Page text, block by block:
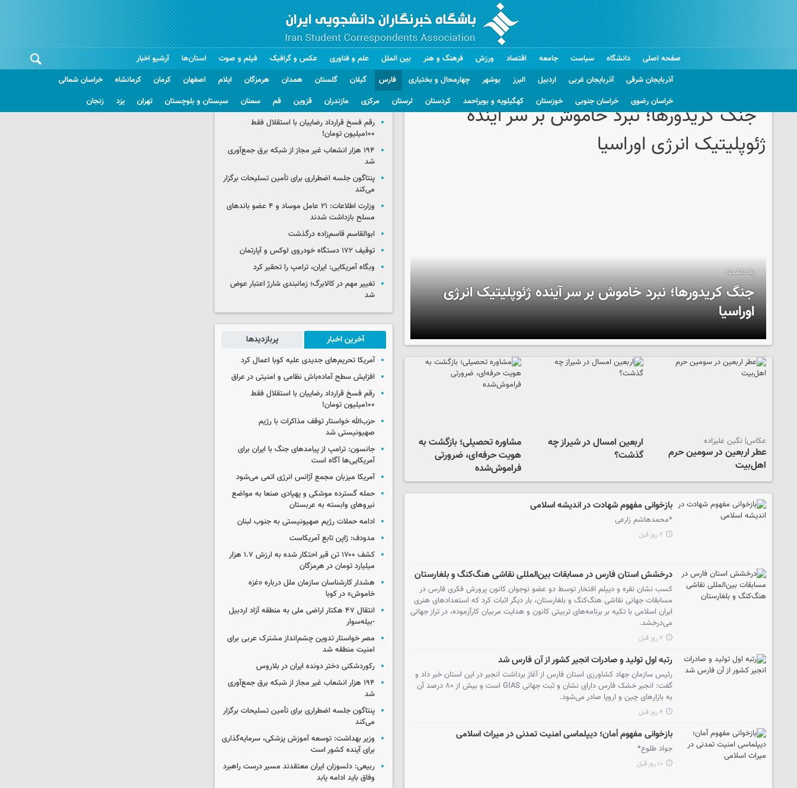
صفحه اصلی دانشگاه سیاست جامعه اقتصاد ورزش فرهنگ و هنر بین الملل علم و فناوری عکس و گرافیک فیلم و صوت
استان‌ها
آذربایجان شرقی
آذربایجان غربی اردبیل البرز بوشهر چهارمحال و بختیاری فارس گیلان گلستان همدان هرمزگان ایلام اصفهان کرمان کرمانشاه
خراسان شمالی
خراسان رضوی
خراسان جنوبی خوزستان کهگیلویه و بویراحمد کردستان لرستان مرکزی مازندران قزوین قم سمنان سیستان و بلوچستان تهران یزد زنجان
آرشیو اخبار
یادداشت؛
جنگ کریدورها؛ نبرد خاموش بر سر آینده ژئوپلیتیک انرژی
اوراسیا
عکاس| نگین علیزاده
عطر اربعین در سومین حرم
اهل‌بیت
اربعین امسال در شیراز چه
گذشت؟
مشاوره تحصیلی؛ بازگشت به
هویت حرفه‌ای، ضرورتی
فراموش‌شده
بازخوانی مفهوم شهادت در اندیشه اسلامی
*محمدهاشم زارعی
۲ روز قبل
درخشش استان فارس در مسابقات بین‌المللی نقاشی هنگ‌کنگ و بلغارستان
کسب نشان نقره و دیپلم افتخار توسط دو عضو نوجوان کانون پرورش فکری فارس در
مسابقات جهانی نقاشی هنگ‌کنگ و بلغارستان، بار دیگر اثبات کرد که استعدادهای هنری
ایران اسلامی با تکیه بر برنامه‌های تربیتی کانون و هدایت مربیان کارآزموده، در تراز جهانی
می‌درخشد.
۲ روز قبل
رتبه اول تولید و صادرات انجیر کشور از آن فارس شد
رئیس سازمان جهاد کشاورزی استان فارس از آغاز برداشت انجیر در این استان خبر داد و
گفت: انجیر خشک فارس دارای نشان و ثبت جهانی GIAS است و بیش از ۸۰ درصد آن
به بازارهای چین و اروپا صادر می‌شود.
۴ روز قبل
بازخوانی مفهوم أمان؛ دیپلماسی امنیت تمدنی در میراث اسلامی
جواد طلوع*
۱۰ روز قبل
گزیده اخبار
رقم فسخ قرارداد رضاییان با استقلال فقط
۱۰۰میلیون تومان!
۱۹۴ هزار انشعاب غیر مجاز از شبکه برق جمع‌آوری
شد
پنتاگون جلسه اضطراری برای تأمین تسلیحات برگزار
می‌کند
وزارت اطلاعات: ۲۱ عامل موساد و ۴ عضو باندهای
مسلح بازداشت شدند
ابوالقاسم قاسم‌زاده درگذشت
توقیف ۱۷۲ دستگاه خودروی لوکس و آپارتمان
وبگاه آمریکایی: ایران، ترامپ را تحقیر کرد
تغییر مهم در کالابرگ؛ زمانبندی‌ شارژ اعتبار عوض
شد
آخرین اخبار پربازدیدها
آمریکا تحریم‌های جدیدی علیه کوبا اعمال کرد
افزایش سطح آماده‌باش نظامی و امنیتی در عراق
رقم فسخ قرارداد رضاییان با استقلال فقط
۱۰۰میلیون تومان!
حزب‌الله خواستار توقف مذاکرات با رژیم
صهیونیستی شد
جانسون: ترامپ از پیامدهای جنگ با ایران برای
آمریکایی‌ها آگاه است
آمریکا میزبان مجمع آژانس انرژی اتمی می‌شود
حمله گسترده موشکی و پهپادی صنعا به مواضع
نیروهای وابسته به عربستان
ادامه حملات رژیم صهیونیستی به جنوب لبنان
مدودف: ژاپن تابع آمریکاست
کشف ۱۷۰۰ تن قیر احتکار شده به ارزش ۱.۷ هزار
میلیارد تومان در هرمزگان
هشدار کارشناسان سازمان ملل درباره «غزه‌
خاموش» در کوبا
انتقال ۴۷ هکتار اراضی ملی به منطقه آزاد اردبیل
-بیله‌سوار
مصر خواستار تدوین چشم‌انداز مشترک عربی برای
امنیت منطقه شد
رکوردشکنی دختر دونده ایران در بلاروس
۱۹۴ هزار انشعاب غیر مجاز از شبکه برق جمع‌آوری
شد
پنتاگون جلسه اضطراری برای تأمین تسلیحات برگزار
می‌کند
وزیر بهداشت: توسعه آموزش پزشکی، سرمایه‌گذاری
برای آینده کشور است
ربیعی: دلسوزان ایران معتقدند مسیر درست راهبرد
وفاق باید ادامه یابد